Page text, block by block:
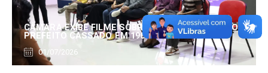
CÂMARA EXIBE FILME SOBRE EDUARDO SERRANO,
PREFEITO CASSADO EM 1960
01/07/2026